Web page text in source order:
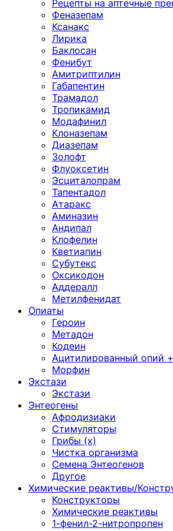
Рецепты на аптечные
Феназепам
Ксанакс
Лирика
Баклосан
Фенибут
Амитриптилин
Габапентин
Трамадол
Тропикамид
Модафинил
Клоназепам
Диазепам
Золофт
Флуоксетин
Эсциталопрам
Тапентадол
Атаракс
Аминазин
Андипал
Клофелин
Кветиапин
Субутекс
Оксикодон
Аддералл
Метилфенидат
Опиаты
Героин
Метадон
Кодеин
Ацитилированный опий
Морфин
Экстази
Экстази
Энтеогены
Афродизиаки
Стимуляторы
Грибы (х)
Чистка организма
Семена Энтеогенов
Другое
Химические реактивы/
Конструкторы
Химические реактивы
1-фенил-2-нитропропен